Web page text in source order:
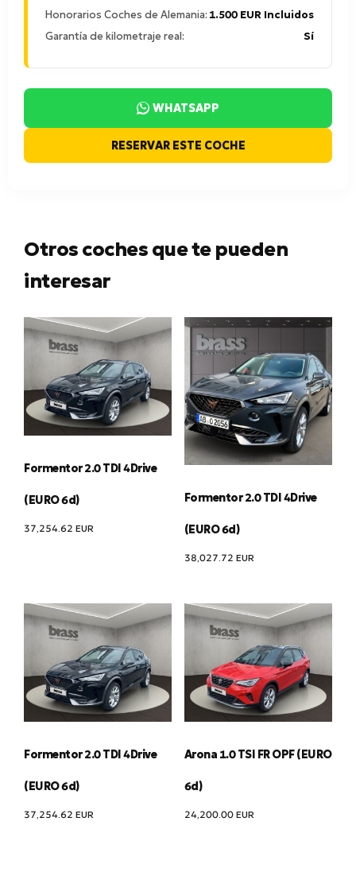
Honorarios Coches de Alemania: 1.500 EUR Incluidos
Garantía de kilometraje real:
Sí
WHATSAPP
RESERVAR ESTE COCHE
Otros coches que te pueden
interesar
Formentor 2.0 TDI 4Drive
(EURO 6d)
37,254.62 EUR
Formentor 2.0 TDI 4Drive
(EURO 6d)
38,027.72 EUR
Formentor 2.0 TDI 4Drive
(EURO 6d)
37,254.62 EUR
Arona 1.0 TSI FR OPF (EURO
6d)
24,200.00 EUR